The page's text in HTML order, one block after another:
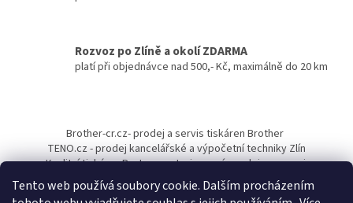
Tento web používá soubory cookie. Dalším procházením
u
Rozvoz po Zlíně a okolí ZDARMA
platí při objednávce nad 500,- Kč, maximálně do 20 km
a
Brother-cr.cz- prodej a servis tiskáren Brother
TENO.cz - prodej kancelářské a výpočetní techniky Zlín
Kvalitní tiskárny Pantum - autorizovaný prodejce a servis